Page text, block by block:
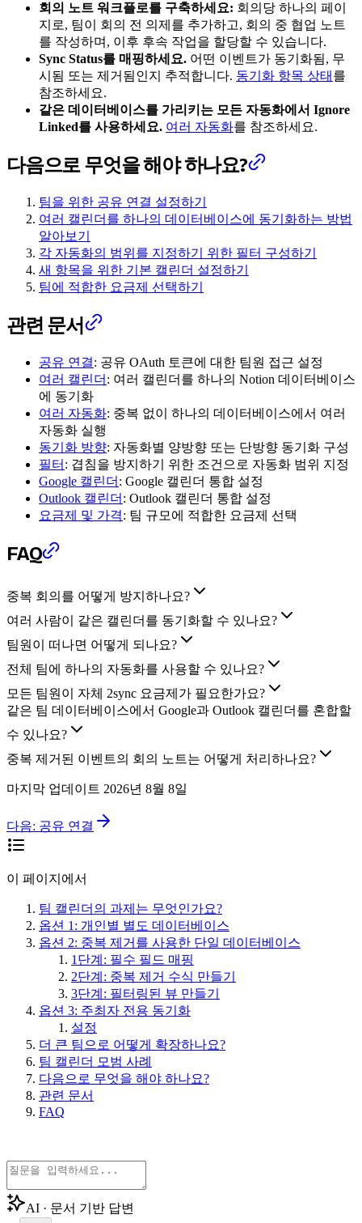
회의 노트 워크플로를 구축하세요: 회의당 하나의 페이
지로, 팀이 회의 전 의제를 추가하고, 회의 중 협업 노트
를 작성하며, 이후 후속 작업을 할당할 수 있습니다.
Sync Status를 매핑하세요. 어떤 이벤트가 동기화됨, 무
시됨 또는 제거됨인지 추적합니다. 동기화 항목 상태 를
참조하세요.
같은 데이터베이스를 가리키는 모든 자동화에서 Ignore
Linked를 사용하세요. 여러 자동화를 참조하세요.
다음으로 무엇을 해야 하나요?
팀을 위한 공유 연결 설정하기
여러 캘린더를 하나의 데이터베이스에 동기화하는 방법
알아보기
각 자동화의 범위를 지정하기 위한 필터 구성하기
새 항목을 위한 기본 캘린더 설정하기
팀에 적합한 요금제 선택하기
관련 문서
공유 연결: 공유 OAuth 토큰에 대한 팀원 접근 설정
여러 캘린더 : 여러 캘린더를 하나의 Notion 데이터베이스
에 동기화
여러 자동화: 중복 없이 하나의 데이터베이스에서 여러
자동화 실행
동기화 방향: 자동화별 양방향 또는 단방향 동기화 구성
필터 : 겹침을 방지하기 위한 조건으로 자동화 범위 지정
Google 캘린더 : Google 캘린더 통합 설정
Outlook 캘린더 : Outlook 캘린더 통합 설정
요금제 및 가격: 팀 규모에 적합한 요금제 선택
FAQ
중복 회의를 어떻게 방지하나요?
여러 사람이 같은 캘린더를 동기화할 수 있나요?
팀원이 떠나면 어떻게 되나요?
전체 팀에 하나의 자동화를 사용할 수 있나요?
모든 팀원이 자체 2sync 요금제가 필요한가요?
같은 팀 데이터베이스에서 Google과 Outlook 캘린더를 혼합할
수 있나요?
중복 제거된 이벤트의 회의 노트는 어떻게 처리하나요?
마지막 업데이트 2026년 8월 8일
다음: 공유 연결
이 페이지에서
팀 캘린더의 과제는 무엇인가요?
옵션 1: 개인별 별도 데이터베이스
옵션 2: 중복 제거를 사용한 단일 데이터베이스
1단계: 필수 필드 매핑
2단계: 중복 제거 수식 만들기
3단계: 필터링된 뷰 만들기
옵션 3: 주최자 전용 동기화
설정
더 큰 팀으로 어떻게 확장하나요?
팀 캘린더 모범 사례
다음으로 무엇을 해야 하나요?
관련 문서
FAQ
AI · 문서 기반 답변